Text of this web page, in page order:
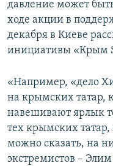
давление может
ходе акции в
декабря в Киеве
инициативы «Крым
«Например, «дело
на крымских татар,
навешивают ярлык
тех крымских татар,
можно сказать, на
экстремистов –